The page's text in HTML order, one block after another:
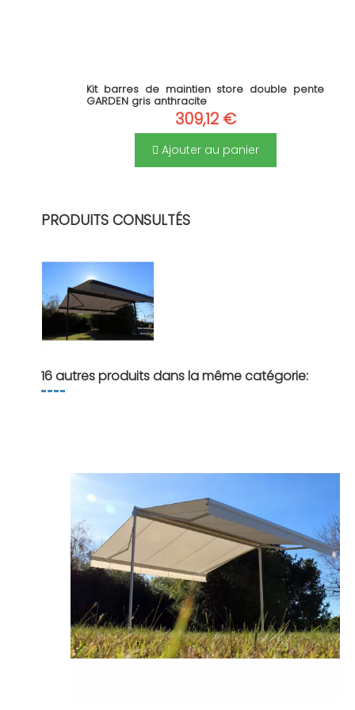
Kit barres de maintien store double pente
GARDEN gris anthracite
309,12 €
Ajouter au panier
PRODUITS CONSULTÉS
16 autres produits dans la même catégorie: